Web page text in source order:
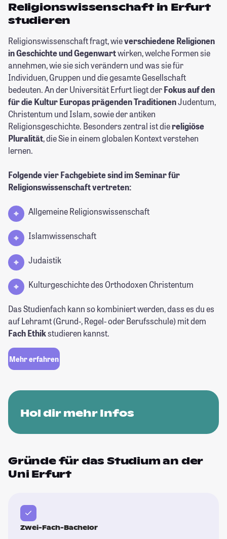
Religionswissenschaft in Erfurt
studieren
Religionswissenschaft fragt, wieverschiedene Religionen
in Geschichte und Gegenwartwirken, welche Formen sie
annehmen, wie sie sich verändern und was sie für
Individuen, Gruppen und die gesamte Gesellschaft
bedeuten. An der Universität Erfurt liegt derFokus auf den
für die Kultur Europas prägenden TraditionenJudentum,
Christentum und Islam, sowie der antiken
Religionsgeschichte. Besonders zentral ist diereligiöse
Pluralität, die Sie in einem globalen Kontext verstehen
lernen.
Folgende vier Fachgebiete sind im Seminar für
Religionswissenschaft vertreten:
Allgemeine Religionswissenschaft
Islamwissenschaft
Judaistik
Kulturgeschichte des Orthodoxen Christentum
Das Studienfach kann so kombiniert werden, dass es du es
auf Lehramt (Grund-, Regel- oder Berufsschule) mit dem
Fach Ethikstudieren kannst.
Mehr erfahren
Hol dir mehr Infos
Gründe für das Studium an der
Uni Erfurt
Zwei-Fach-Bachelor